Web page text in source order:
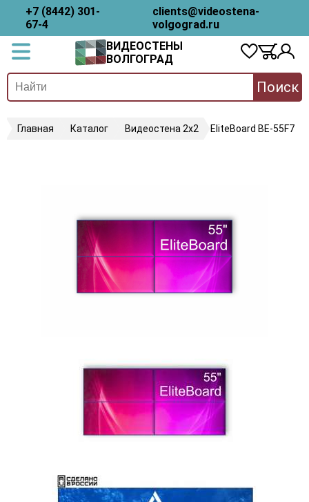
+7 (8442) 301-
67-4
clients@videostena-
volgograd.ru
ВИДЕОСТЕНЫ
ВОЛГОГРАД
Поиск
Главная Каталог Видеостена 2x2 EliteBoard BE-55F7